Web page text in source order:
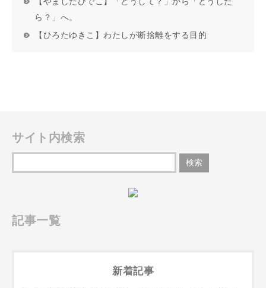
ら？」へ。
【ひろたゆきこ】わたしが断捨離をする目的
サイト内検索
記事一覧
新着記事